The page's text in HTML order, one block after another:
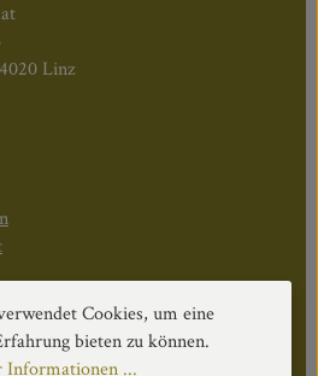
Linz
Uhr
Cookies, um eine
bieten zu können.
Informationen ...